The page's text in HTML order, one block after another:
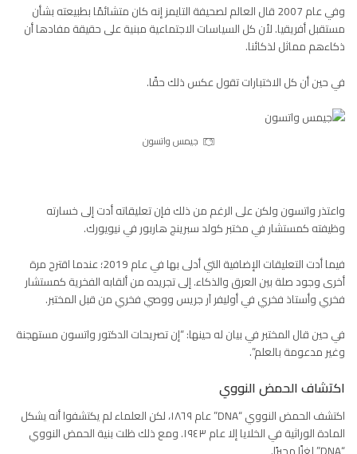
وفي عام 2007 قال العالم لصحيفة التايمز إنه كان متشائمًا بطبيعته بشأن
مستقبل أفريقيا. لأن كل السياسات الاجتماعية مبنية على حقيقة مفادها أن
ذكاءهم مماثل لذكائنا.
في حين أن كل الاختبارات تقول عكس ذلك حقًا.
جيمس واتسون
واعتذر واتسون ولكن على الرغم من ذلك فإن تعليقاته أدت إلى خسارته
وظيفته كمستشار في مختبر كولد سبرينج هاربور في نيويورك.
فيما أدت التعليقات الإضافية التي أدلى بها في عام 2019؛ عندما اقترح مرة
أخرى وجود صلة بين العرق والذكاء. إلى تجريده من ألقابه الفخرية كمستشار
فخري وأستاذ فخري في أوليفر آر جريس ووصي فخري من قبل المختبر.
في حين قال المختبر في بيان له حينها: “إن تصريحات الدكتور واتسون مستهجنة
وغير مدعومة بالعلم”.
اكتشاف الحمض النووي
اكتشف الحمض النووي “DNA” عام ١٨٦٩، لكن العلماء لم يكتشفوا أنه يشكل
المادة الوراثية في الخلايا إلا عام ١٩٤٣. ومع ذلك ظلت بنية الحمض النووي